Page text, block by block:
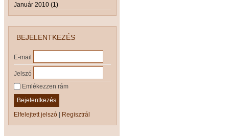
Január 2010 (1)
BEJELENTKEZÉS
E-mail
Jelszó
Emlékezzen rám
Bejelentkezés
Elfelejtett jelszó | Regisztrál